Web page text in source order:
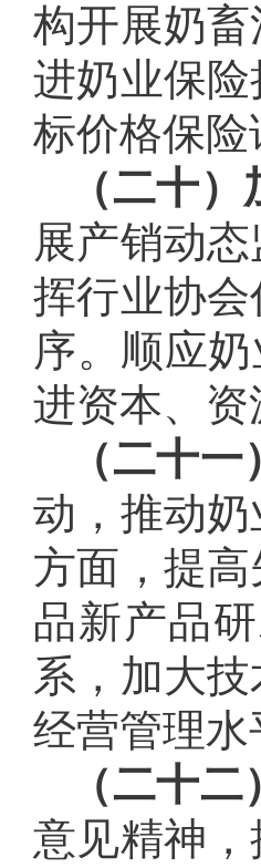
构开展奶
进奶业保
标价格保险
（二十
展产销动
挥行业协
序。顺应
进资本、
（二十
动，推动
方面，提
品新产品
系，加大
经营管理水
（二十
意见精神